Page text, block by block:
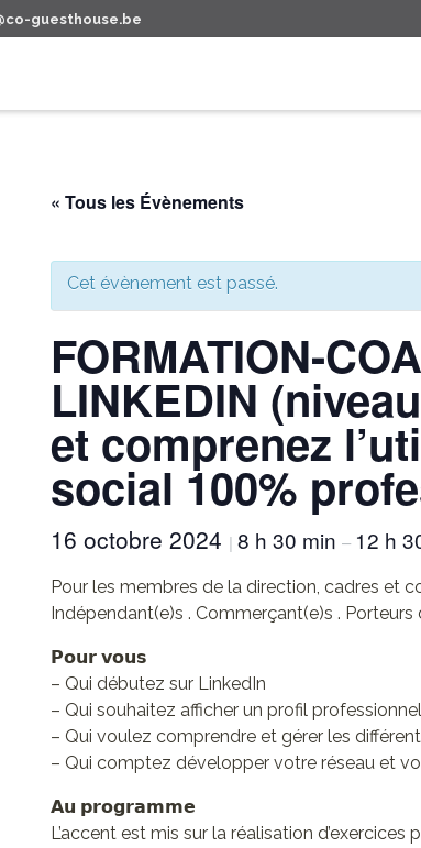
guesthouse.be
« Tous les Évènements
Cet évènement est passé.
FORMATION-
LINKEDIN
et comprenez
social 100%
16 octobre 2024 | 8 h 30 min – 12 h
Pour les membres de la direction, cadres et
Indépendant(e)s . Commerçant(e)s . Porteurs
𝗣𝗼𝘂𝗿 𝘃𝗼𝘂𝘀
– Qui débutez sur LinkedIn
– Qui souhaitez afficher un profil professionnel
– Qui voulez comprendre et gérer les
– Qui comptez développer votre réseau et
𝗔𝘂 𝗽𝗿𝗼𝗴𝗿𝗮𝗺𝗺𝗲
L’accent est mis sur la réalisation d’exercices